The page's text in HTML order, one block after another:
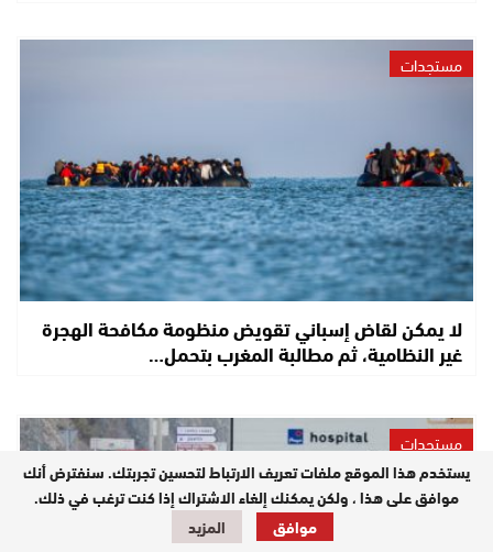
مستجدات
لا يمكن لقاض إسباني تقويض منظومة مكافحة الهجرة
غير النظامية، ثم مطالبة المغرب بتحمل…
مستجدات
يستخدم هذا الموقع ملفات تعريف الارتباط لتحسين تجربتك. سنفترض أنك
موافق على هذا ، ولكن يمكنك إلغاء الاشتراك إذا كنت ترغب في ذلك.
موافق
المزيد